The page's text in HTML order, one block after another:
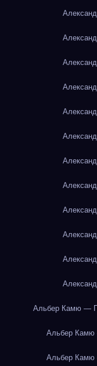
Альбер Камю —
Альбер
Альбер